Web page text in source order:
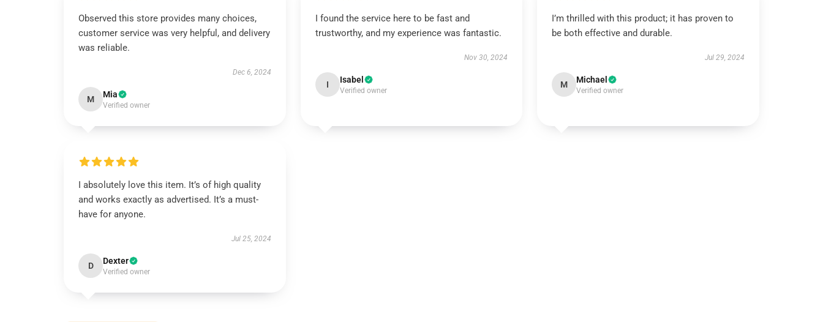
Observed this store provides many choices,
customer service was very helpful, and delivery
was reliable.
Dec 6, 2024
M Mia
Verified owner
I found the service here to be fast and
trustworthy, and my experience was fantastic.
Nov 30, 2024
I Isabel
Verified owner
I’m thrilled with this product; it has proven to
be both effective and durable.
Jul 29, 2024
M Michael
Verified owner
I absolutely love this item. It’s of high quality
and works exactly as advertised. It’s a must-
have for anyone.
Jul 25, 2024
D Dexter
Verified owner